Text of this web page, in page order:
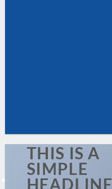
THIS IS A
SIMPLE
HEADLINE